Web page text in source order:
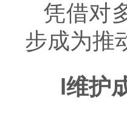
凭借对
步成为推
维护